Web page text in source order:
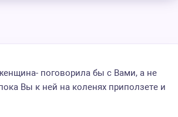
поговорила бы с Вами, а не
Вы к ней на коленях приползете и